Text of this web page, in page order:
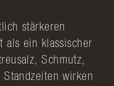
stärkeren
als ein klassischer
Schmutz,
wirken